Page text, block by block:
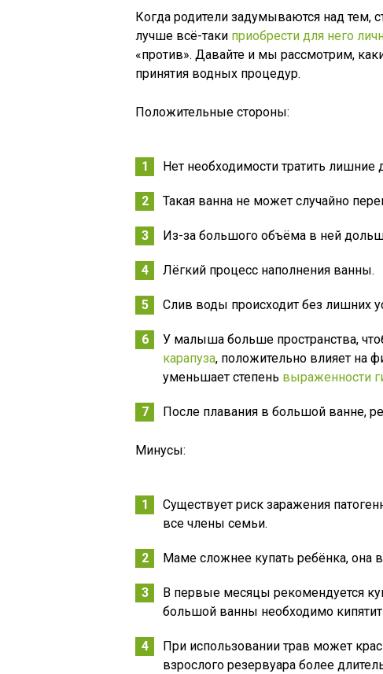
Когда родители задумываются над тем,
лучше всё-таки приобрести для него
«против». Давайте и мы рассмотрим,
принятия водных процедур.
Положительные стороны:
Нет необходимости тратить лишние
Такая ванна не может случайно
Из-за большого объёма в ней
Лёгкий процесс наполнения ванны.
Слив воды происходит без лишних
У малыша больше пространства,
карапуза, положительно влияет на
уменьшает степень выраженности
После плавания в большой ванне,
Минусы:
Существует риск заражения
все члены семьи.
Маме сложнее купать ребёнка, она
В первые месяцы рекомендуется
большой ванны необходимо
При использовании трав может
взрослого резервуара более